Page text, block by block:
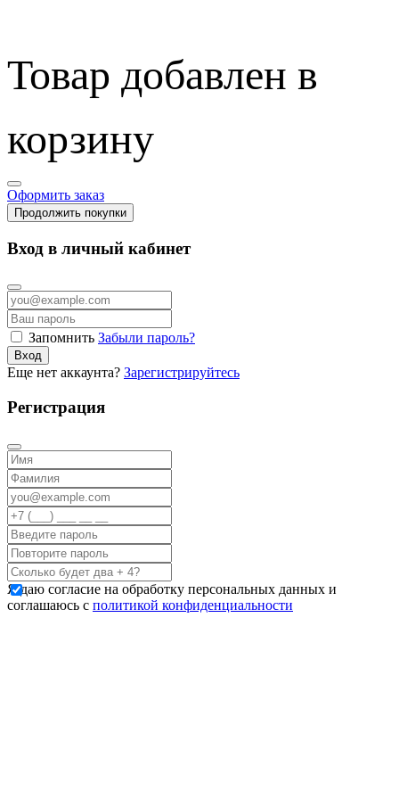
Товар добавлен в
корзину
Оформить заказ
Продолжить покупки
Вход в личный кабинет
Запомнить Забыли пароль?
Вход
Еще нет аккаунта? Зарегистрируйтесь
Регистрация
Я даю согласие на обработку персональных данных и
соглашаюсь с политикой конфиденциальности